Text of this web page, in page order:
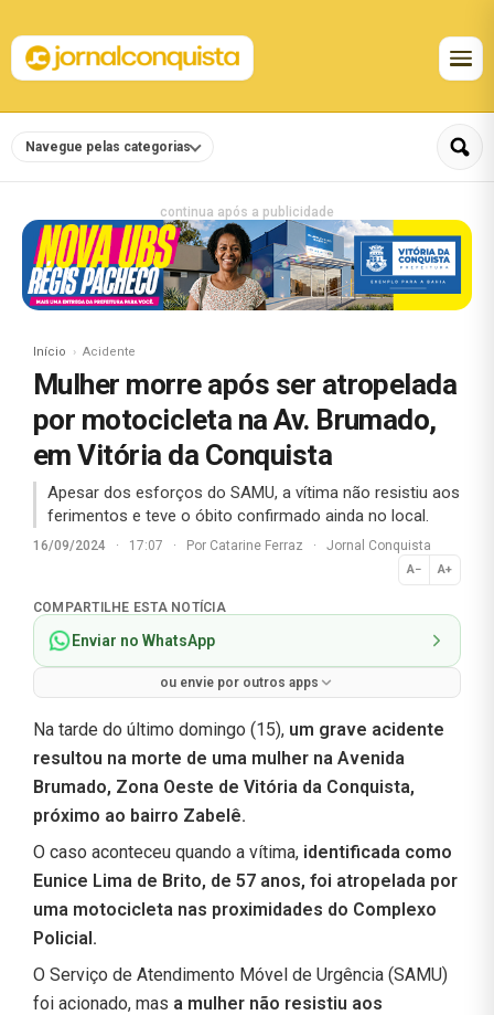
Navegue pelas categorias
continua após a publicidade
Início Acidente
Mulher morre após ser atropelada
por motocicleta na Av. Brumado,
em Vitória da Conquista
Apesar dos esforços do SAMU, a vítima não resistiu aos
ferimentos e teve o óbito confirmado ainda no local.
16/09/2024 · 17:07 · Por Catarine Ferraz · Jornal Conquista
A− A+
Normal
COMPARTILHE ESTA NOTÍCIA
Enviar no WhatsApp
ou envie por outros apps
Na tarde do último domingo (15), um grave acidente
resultou na morte de uma mulher na Avenida
Brumado, Zona Oeste de Vitória da Conquista,
próximo ao bairro Zabelê.
O caso aconteceu quando a vítima, identificada como
Eunice Lima de Brito, de 57 anos, foi atropelada por
uma motocicleta nas proximidades do Complexo
Policial.
O Serviço de Atendimento Móvel de Urgência (SAMU)
foi acionado, mas a mulher não resistiu aos